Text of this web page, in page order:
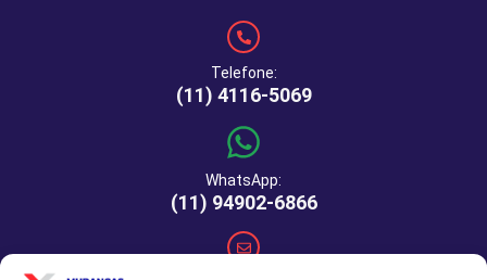
Telefone:
(11) 4116-5069
WhatsApp:
(11) 94902-6866